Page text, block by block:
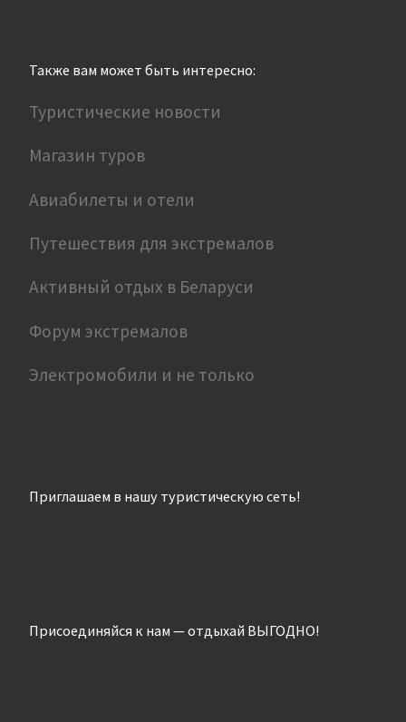
Также вам может быть интересно:
Туристические новости
Магазин туров
Авиабилеты и отели
Путешествия для экстремалов
Активный отдых в Беларуси
Форум экстремалов
Электромобили и не только
Приглашаем в нашу туристическую сеть!
Присоединяйся к нам — отдыхай ВЫГОДНО!